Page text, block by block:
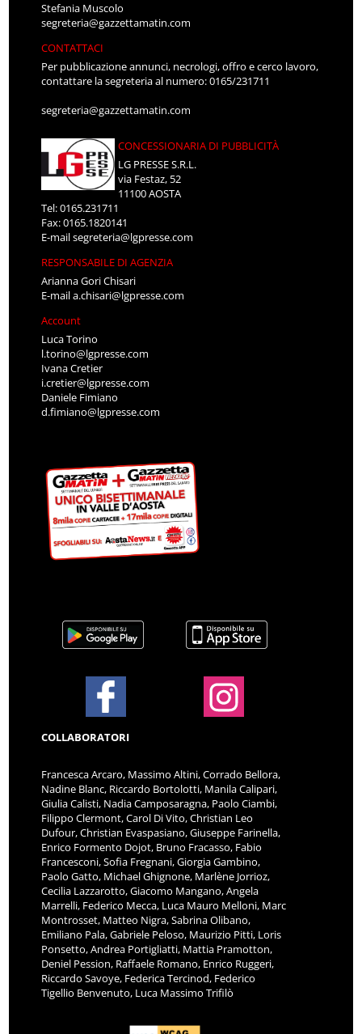
Stefania Muscolo
segreteria@gazzettamatin.com
CONTATTACI
Per pubblicazione annunci, necrologi, offro e cerco lavoro,
contattare la segreteria al numero: 0165/231711
segreteria@gazzettamatin.com
CONCESSIONARIA DI PUBBLICITÀ
LG PRESSE S.R.L.
via Festaz, 52
11100 AOSTA
Tel: 0165.231711
Fax: 0165.1820141
E-mailsegreteria@lgpresse.com
RESPONSABILE DI AGENZIA
Arianna Gori Chisari
E-maila.chisari@lgpresse.com
Account
Luca Torino
l.torino@lgpresse.com
Ivana Cretier
i.cretier@lgpresse.com
Daniele Fimiano
d.fimiano@lgpresse.com
COLLABORATORI
Francesca Arcaro, Massimo Altini, Corrado Bellora,
Nadine Blanc, Riccardo Bortolotti, Manila Calipari,
Giulia Calisti, Nadia Camposaragna, Paolo Ciambi,
Filippo Clermont, Carol Di Vito, Christian Leo
Dufour, Christian Evaspasiano, Giuseppe Farinella,
Enrico Formento Dojot, Bruno Fracasso, Fabio
Francesconi, Sofia Fregnani, Giorgia Gambino,
Paolo Gatto, Michael Ghignone, Marlène Jorrioz,
Cecilia Lazzarotto, Giacomo Mangano, Angela
Marrelli, Federico Mecca, Luca Mauro Melloni, Marc
Montrosset, Matteo Nigra, Sabrina Olibano,
Emiliano Pala, Gabriele Peloso, Maurizio Pitti, Loris
Ponsetto, Andrea Portigliatti, Mattia Pramotton,
Deniel Pession, Raffaele Romano, Enrico Ruggeri,
Riccardo Savoye, Federica Tercinod, Federico
Tigellio Benvenuto, Luca Massimo Trifilò